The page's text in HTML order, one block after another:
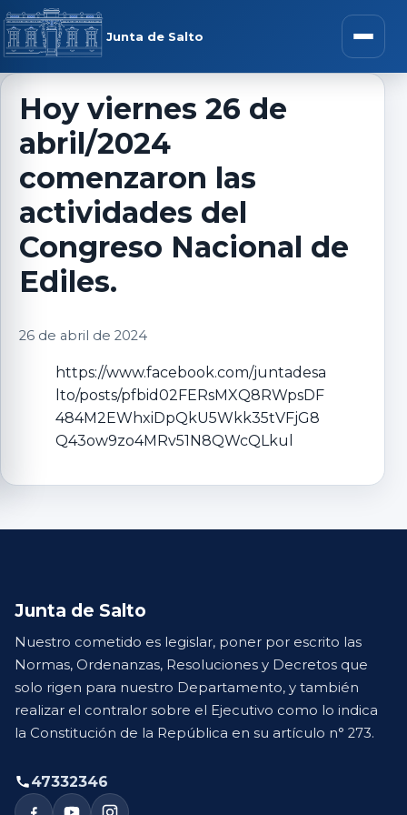
Saltar al contenido
Junta de Salto Abrir
menú
Hoy viernes 26 de
abril/2024
comenzaron las
actividades del
Congreso Nacional de
Ediles.
26 de abril de 2024
https://www.facebook.com/juntadesa
lto/posts/pfbid02FERsMXQ8RWpsDF
484M2EWhxiDpQkU5Wkk35tVFjG8
Q43ow9zo4MRv51N8QWcQLkul
Junta de Salto
Nuestro cometido es legislar, poner por escrito las
Normas, Ordenanzas, Resoluciones y Decretos que
solo rigen para nuestro Departamento, y también
realizar el contralor sobre el Ejecutivo como lo indica
la Constitución de la República en su artículo n° 273.
47332346